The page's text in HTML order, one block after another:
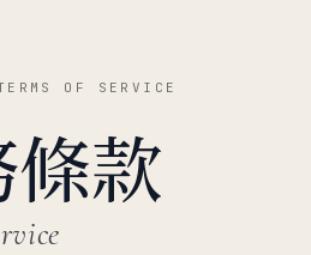
OF SERVICE
款